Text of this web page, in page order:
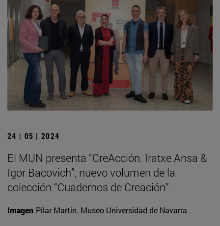
24 | 05 | 2024
El MUN presenta “CreAcción. Iratxe Ansa &
Igor Bacovich”, nuevo volumen de la
colección “Cuadernos de Creación”
Imagen Pilar Martín. Museo Universidad de Navarra